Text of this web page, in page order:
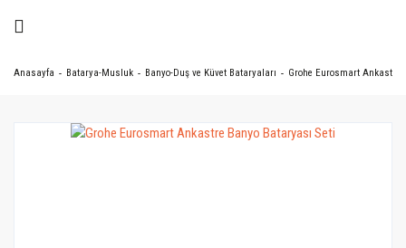
Anasayfa Batarya-Musluk Banyo-Duş ve Küvet Bataryaları Grohe Eurosmart Ankastre